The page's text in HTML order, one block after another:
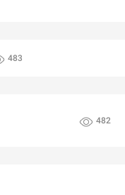
483
482